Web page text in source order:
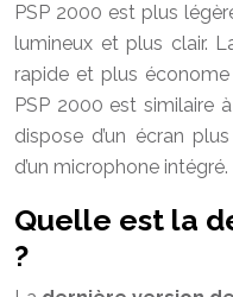
PSP 2000 est plus
lumineux et plus clair.
rapide et plus
PSP 2000 est similaire
dispose d’un écran
d’un microphone intégré.
Quelle est la
?